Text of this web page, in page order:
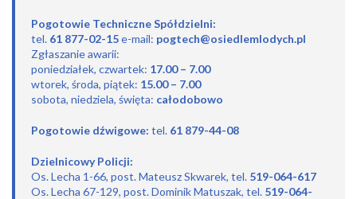
Pogotowie Techniczne Spółdzielni:
tel. 61 877-02-15e-mail: pogtech@osiedlemlodych.pl
Zgłaszanie awarii:
poniedziałek, czwartek: 17.00 – 7.00
wtorek, środa, piątek: 15.00 – 7.00
sobota, niedziela, święta: całodobowo
Pogotowie dźwigowe: tel. 61 879-44-08
Dzielnicowy Policji:
Os. Lecha 1-66, post. Mateusz Skwarek, tel. 519-064-617
Os. Lecha 67-129, post. Dominik Matuszak, tel. 519-064-